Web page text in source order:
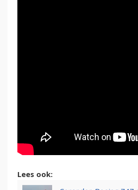
Lees ook: